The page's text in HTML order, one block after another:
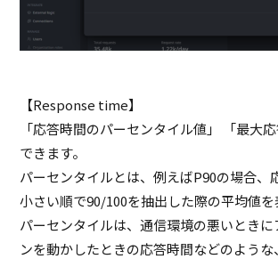
【Response time】
「応答時間のパーセンタイル値」 「最大
できます。
パーセンタイルとは、例えばP90の場合、
小さい順で90/100を抽出した際の平均値を
パーセンタイルは、通信環境の悪いときに
ンを動かしたときの応答時間などのよう